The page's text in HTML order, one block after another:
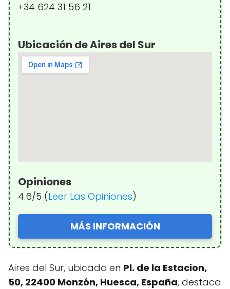
+34 624 31 56 21
Ubicación de Aires del Sur
Opiniones
4.6/5 (Leer Las Opiniones)
MÁS INFORMACIÓN
Aires del Sur, ubicado en Pl. de la Estacion,
50, 22400 Monzón, Huesca, España, destaca